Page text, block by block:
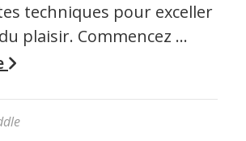
techniques pour exceller
plaisir. Commencez …